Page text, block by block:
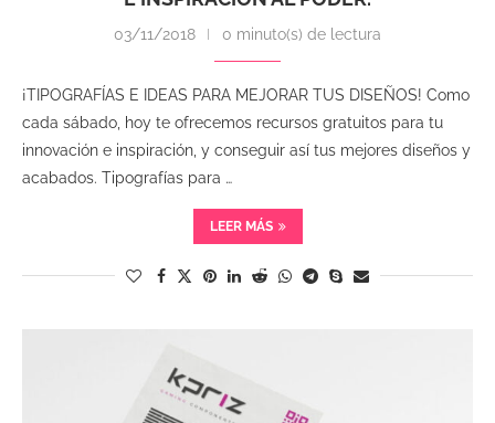
03/11/2018 0 minuto(s) de lectura
¡TIPOGRAFÍAS E IDEAS PARA MEJORAR TUS DISEÑOS! Como
cada sábado, hoy te ofrecemos recursos gratuitos para tu
innovación e inspiración, y conseguir así tus mejores diseños y
acabados. Tipografías para …
LEER MÁS